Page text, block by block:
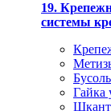
19.
системы
Гайка